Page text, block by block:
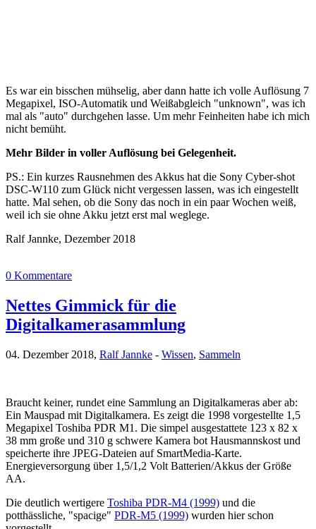
Es war ein bisschen mühselig, aber dann hatte ich volle Auflösung 7
Megapixel, ISO-Automatik und Weißabgleich "unknown", was ich
mal als "auto" durchgehen lasse. Um mehr Feinheiten habe ich mich
nicht bemüht.
Mehr Bilder in voller Auflösung bei Gelegenheit.
PS.: Ein kurzes Rausnehmen des Akkus hat die Sony Cyber-shot
DSC-W110 zum Glück nicht vergessen lassen, was ich eingestellt
hatte. Mal sehen, ob die Sony das noch in ein paar Wochen weiß,
weil ich sie ohne Akku jetzt erst mal weglege.
Ralf Jannke, Dezember 2018
0 Kommentare
Nettes Gimmick für die
Digitalkamerasammlung
04. Dezember 2018, Ralf Jannke - Wissen, Sammeln
Braucht keiner, rundet eine Sammlung an Digitalkameras aber ab:
Ein Mauspad mit Digitalkamera. Es zeigt die 1998 vorgestellte 1,5
Megapixel Toshiba PDR M1. Die simpel ausgestattete 123 x 82 x
38 mm große und 310 g schwere Kamera bot Hausmannskost und
speicherte ihre JPEG-Dateien auf SmartMedia-Karte.
Energieversorgung über 1,5/1,2 Volt Batterien/Akkus der Größe
AA.
Die deutlich wertigere Toshiba PDR-M4 (1999) und die
potthässliche, "spacige" PDR-M5 (1999) wurden hier schon